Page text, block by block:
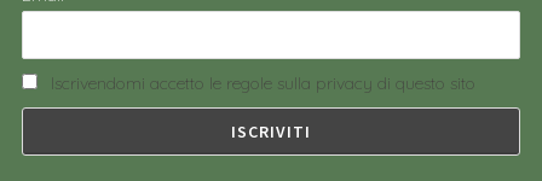
Iscrivendomi accetto le regole sulla privacy di questo sito